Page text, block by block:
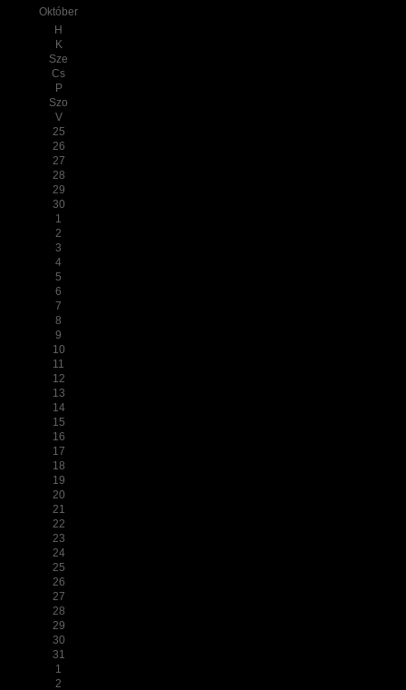
Október
H
K
Sze
Cs
P
Szo
V
25
26
27
28
29
30
1
2
3
4
5
6
7
8
9
10
11
12
13
14
15
16
17
18
19
20
21
22
23
24
25
26
27
28
29
30
31
1
2